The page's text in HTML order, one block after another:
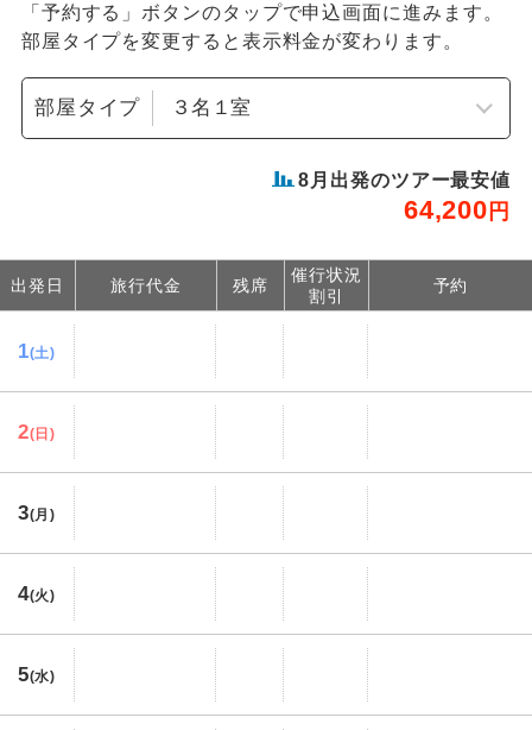
「予約する」ボタンのタップで申込画面に進みます。
部屋タイプを変更すると表示料金が変わります。
部屋タイプ
8 月出発のツアー最安値
64,200 円
出発日 旅行代金 残席
催行状況
割引
予約
1(土)
2(日)
3(月)
4(火)
5(水)